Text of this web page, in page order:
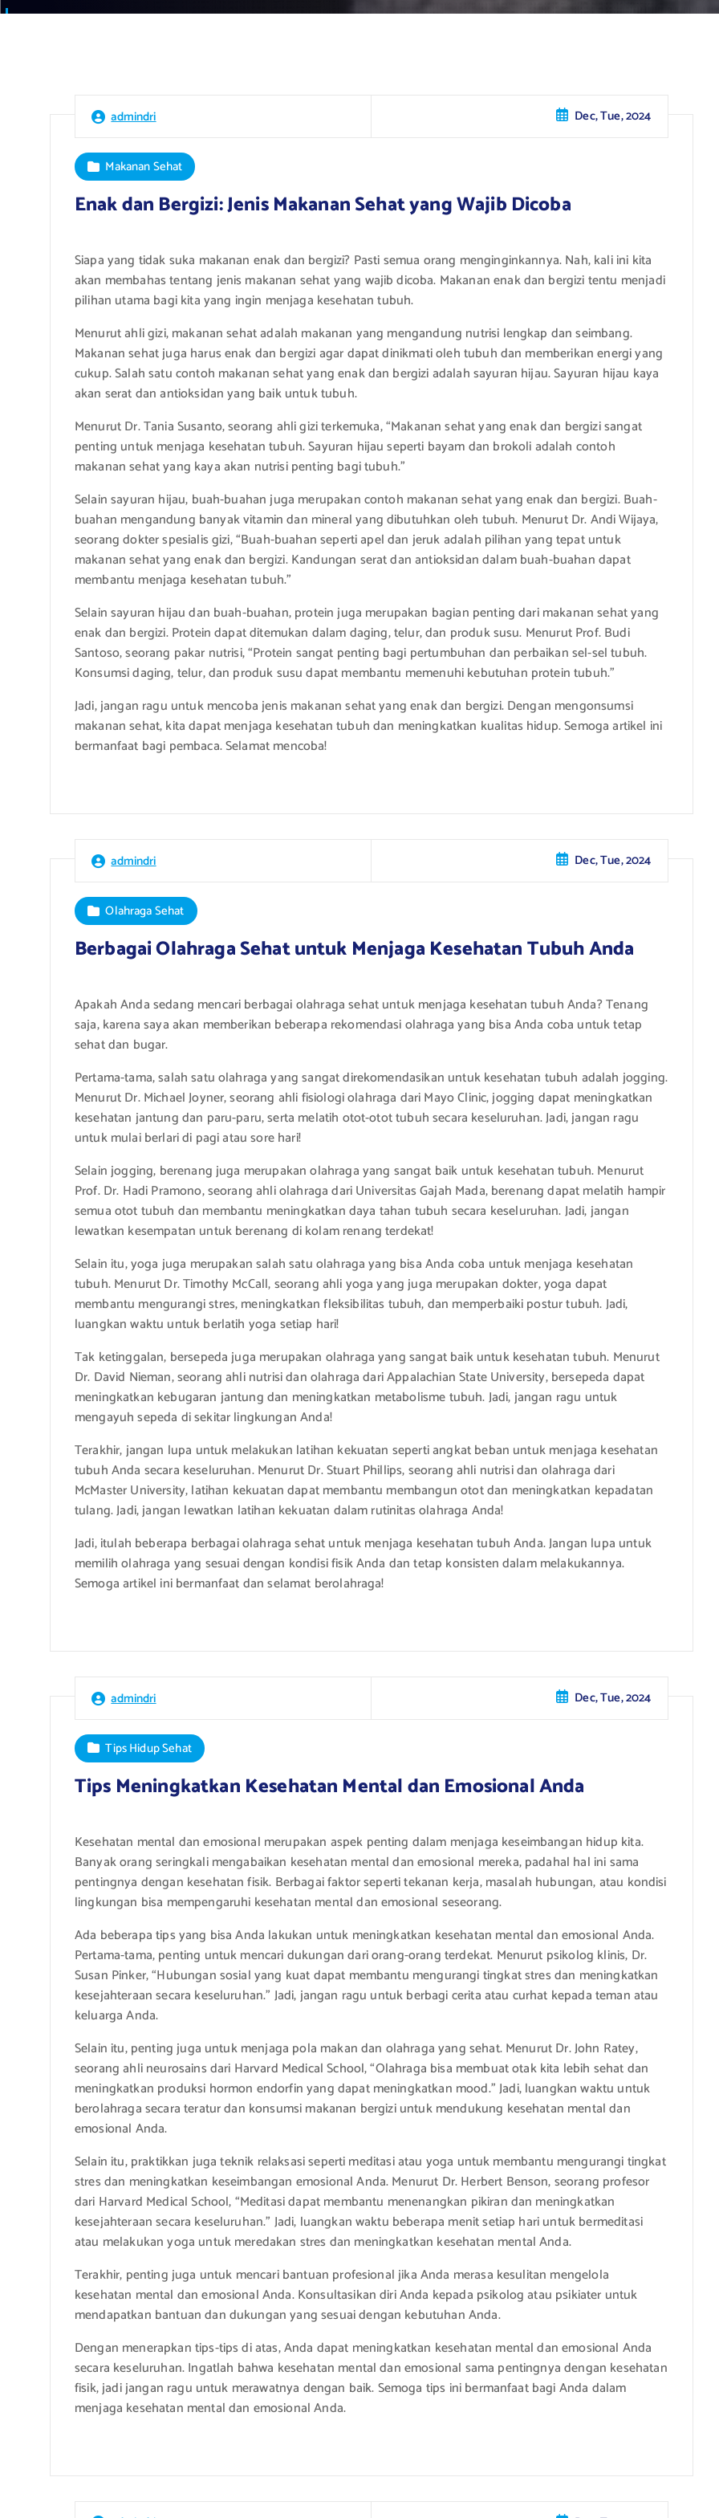
admindri Dec, Tue, 2024
Makanan Sehat
Enak dan Bergizi: Jenis Makanan Sehat yang Wajib Dicoba
Siapa yang tidak suka makanan enak dan bergizi? Pasti semua orang menginginkannya. Nah, kali ini kita
akan membahas tentang jenis makanan sehat yang wajib dicoba. Makanan enak dan bergizi tentu menjadi
pilihan utama bagi kita yang ingin menjaga kesehatan tubuh.
Menurut ahli gizi, makanan sehat adalah makanan yang mengandung nutrisi lengkap dan seimbang.
Makanan sehat juga harus enak dan bergizi agar dapat dinikmati oleh tubuh dan memberikan energi yang
cukup. Salah satu contoh makanan sehat yang enak dan bergizi adalah sayuran hijau. Sayuran hijau kaya
akan serat dan antioksidan yang baik untuk tubuh.
Menurut Dr. Tania Susanto, seorang ahli gizi terkemuka, “Makanan sehat yang enak dan bergizi sangat
penting untuk menjaga kesehatan tubuh. Sayuran hijau seperti bayam dan brokoli adalah contoh
makanan sehat yang kaya akan nutrisi penting bagi tubuh.”
Selain sayuran hijau, buah-buahan juga merupakan contoh makanan sehat yang enak dan bergizi. Buah-
buahan mengandung banyak vitamin dan mineral yang dibutuhkan oleh tubuh. Menurut Dr. Andi Wijaya,
seorang dokter spesialis gizi, “Buah-buahan seperti apel dan jeruk adalah pilihan yang tepat untuk
makanan sehat yang enak dan bergizi. Kandungan serat dan antioksidan dalam buah-buahan dapat
membantu menjaga kesehatan tubuh.”
Selain sayuran hijau dan buah-buahan, protein juga merupakan bagian penting dari makanan sehat yang
enak dan bergizi. Protein dapat ditemukan dalam daging, telur, dan produk susu. Menurut Prof. Budi
Santoso, seorang pakar nutrisi, “Protein sangat penting bagi pertumbuhan dan perbaikan sel-sel tubuh.
Konsumsi daging, telur, dan produk susu dapat membantu memenuhi kebutuhan protein tubuh.”
Jadi, jangan ragu untuk mencoba jenis makanan sehat yang enak dan bergizi. Dengan mengonsumsi
makanan sehat, kita dapat menjaga kesehatan tubuh dan meningkatkan kualitas hidup. Semoga artikel ini
bermanfaat bagi pembaca. Selamat mencoba!
admindri Dec, Tue, 2024
Olahraga Sehat
Berbagai Olahraga Sehat untuk Menjaga Kesehatan Tubuh Anda
Apakah Anda sedang mencari berbagai olahraga sehat untuk menjaga kesehatan tubuh Anda? Tenang
saja, karena saya akan memberikan beberapa rekomendasi olahraga yang bisa Anda coba untuk tetap
sehat dan bugar.
Pertama-tama, salah satu olahraga yang sangat direkomendasikan untuk kesehatan tubuh adalah jogging.
Menurut Dr. Michael Joyner, seorang ahli fisiologi olahraga dari Mayo Clinic, jogging dapat meningkatkan
kesehatan jantung dan paru-paru, serta melatih otot-otot tubuh secara keseluruhan. Jadi, jangan ragu
untuk mulai berlari di pagi atau sore hari!
Selain jogging, berenang juga merupakan olahraga yang sangat baik untuk kesehatan tubuh. Menurut
Prof. Dr. Hadi Pramono, seorang ahli olahraga dari Universitas Gajah Mada, berenang dapat melatih hampir
semua otot tubuh dan membantu meningkatkan daya tahan tubuh secara keseluruhan. Jadi, jangan
lewatkan kesempatan untuk berenang di kolam renang terdekat!
Selain itu, yoga juga merupakan salah satu olahraga yang bisa Anda coba untuk menjaga kesehatan
tubuh. Menurut Dr. Timothy McCall, seorang ahli yoga yang juga merupakan dokter, yoga dapat
membantu mengurangi stres, meningkatkan fleksibilitas tubuh, dan memperbaiki postur tubuh. Jadi,
luangkan waktu untuk berlatih yoga setiap hari!
Tak ketinggalan, bersepeda juga merupakan olahraga yang sangat baik untuk kesehatan tubuh. Menurut
Dr. David Nieman, seorang ahli nutrisi dan olahraga dari Appalachian State University, bersepeda dapat
meningkatkan kebugaran jantung dan meningkatkan metabolisme tubuh. Jadi, jangan ragu untuk
mengayuh sepeda di sekitar lingkungan Anda!
Terakhir, jangan lupa untuk melakukan latihan kekuatan seperti angkat beban untuk menjaga kesehatan
tubuh Anda secara keseluruhan. Menurut Dr. Stuart Phillips, seorang ahli nutrisi dan olahraga dari
McMaster University, latihan kekuatan dapat membantu membangun otot dan meningkatkan kepadatan
tulang. Jadi, jangan lewatkan latihan kekuatan dalam rutinitas olahraga Anda!
Jadi, itulah beberapa berbagai olahraga sehat untuk menjaga kesehatan tubuh Anda. Jangan lupa untuk
memilih olahraga yang sesuai dengan kondisi fisik Anda dan tetap konsisten dalam melakukannya.
Semoga artikel ini bermanfaat dan selamat berolahraga!
admindri Dec, Tue, 2024
Tips Hidup Sehat
Tips Meningkatkan Kesehatan Mental dan Emosional Anda
Kesehatan mental dan emosional merupakan aspek penting dalam menjaga keseimbangan hidup kita.
Banyak orang seringkali mengabaikan kesehatan mental dan emosional mereka, padahal hal ini sama
pentingnya dengan kesehatan fisik. Berbagai faktor seperti tekanan kerja, masalah hubungan, atau kondisi
lingkungan bisa mempengaruhi kesehatan mental dan emosional seseorang.
Ada beberapa tips yang bisa Anda lakukan untuk meningkatkan kesehatan mental dan emosional Anda.
Pertama-tama, penting untuk mencari dukungan dari orang-orang terdekat. Menurut psikolog klinis, Dr.
Susan Pinker, “Hubungan sosial yang kuat dapat membantu mengurangi tingkat stres dan meningkatkan
kesejahteraan secara keseluruhan.” Jadi, jangan ragu untuk berbagi cerita atau curhat kepada teman atau
keluarga Anda.
Selain itu, penting juga untuk menjaga pola makan dan olahraga yang sehat. Menurut Dr. John Ratey,
seorang ahli neurosains dari Harvard Medical School, “Olahraga bisa membuat otak kita lebih sehat dan
meningkatkan produksi hormon endorfin yang dapat meningkatkan mood.” Jadi, luangkan waktu untuk
berolahraga secara teratur dan konsumsi makanan bergizi untuk mendukung kesehatan mental dan
emosional Anda.
Selain itu, praktikkan juga teknik relaksasi seperti meditasi atau yoga untuk membantu mengurangi tingkat
stres dan meningkatkan keseimbangan emosional Anda. Menurut Dr. Herbert Benson, seorang profesor
dari Harvard Medical School, “Meditasi dapat membantu menenangkan pikiran dan meningkatkan
kesejahteraan secara keseluruhan.” Jadi, luangkan waktu beberapa menit setiap hari untuk bermeditasi
atau melakukan yoga untuk meredakan stres dan meningkatkan kesehatan mental Anda.
Terakhir, penting juga untuk mencari bantuan profesional jika Anda merasa kesulitan mengelola
kesehatan mental dan emosional Anda. Konsultasikan diri Anda kepada psikolog atau psikiater untuk
mendapatkan bantuan dan dukungan yang sesuai dengan kebutuhan Anda.
Dengan menerapkan tips-tips di atas, Anda dapat meningkatkan kesehatan mental dan emosional Anda
secara keseluruhan. Ingatlah bahwa kesehatan mental dan emosional sama pentingnya dengan kesehatan
fisik, jadi jangan ragu untuk merawatnya dengan baik. Semoga tips ini bermanfaat bagi Anda dalam
menjaga kesehatan mental dan emosional Anda.